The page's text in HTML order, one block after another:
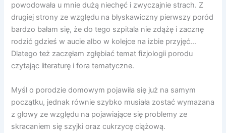
powodowała u mnie dużą niechęć i zwyczajnie strach. Z
drugiej strony ze względu na błyskawiczny pierwszy poród
bardzo bałam się, że do tego szpitala nie zdążę i zacznę
rodzić gdzieś w aucie albo w kolejce na izbie przyjęć…
Dlatego też zaczęłam zgłębiać temat fizjologii porodu
czytając literaturę i fora tematyczne.
Myśl o porodzie domowym pojawiła się już na samym
początku, jednak równie szybko musiała zostać wymazana
z głowy ze względu na pojawiające się problemy ze
skracaniem się szyjki oraz cukrzycę ciążową.